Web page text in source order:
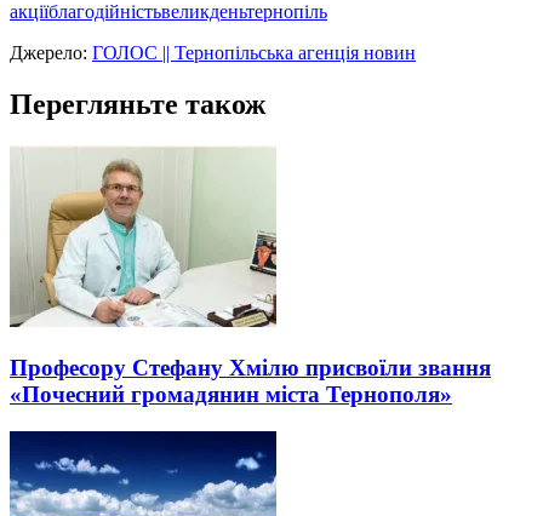
акціїблагодійністьвеликденьтернопіль
Джерело: ГОЛОС || Тернопільська агенція новин
Перегляньте також
Професору Стефану Хмілю присвоїли звання
«Почесний громадянин міста Тернополя»